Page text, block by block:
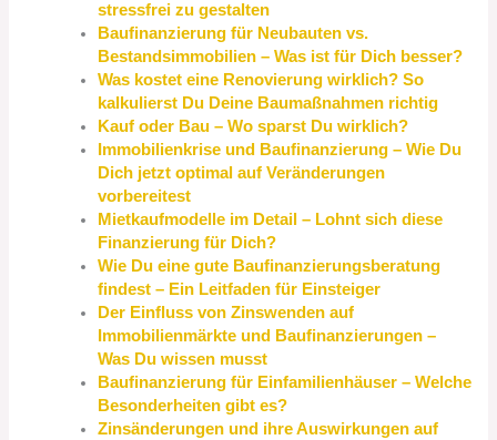
stressfrei zu gestalten
Baufinanzierung für Neubauten vs.
Bestandsimmobilien – Was ist für Dich besser?
Was kostet eine Renovierung wirklich? So
kalkulierst Du Deine Baumaßnahmen richtig
Kauf oder Bau – Wo sparst Du wirklich?
Immobilienkrise und Baufinanzierung – Wie Du
Dich jetzt optimal auf Veränderungen
vorbereitest
Mietkaufmodelle im Detail – Lohnt sich diese
Finanzierung für Dich?
Wie Du eine gute Baufinanzierungsberatung
findest – Ein Leitfaden für Einsteiger
Der Einfluss von Zinswenden auf
Immobilienmärkte und Baufinanzierungen –
Was Du wissen musst
Baufinanzierung für Einfamilienhäuser – Welche
Besonderheiten gibt es?
Zinsänderungen und ihre Auswirkungen auf